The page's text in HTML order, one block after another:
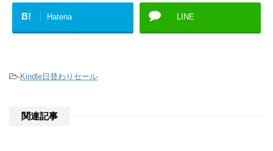
B! Hatena LINE
-Kindle日替わりセール
関連記事